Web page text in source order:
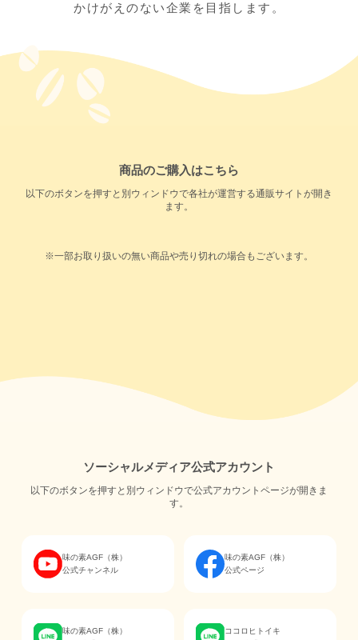
かけがえのない企業を目指します。
商品のご購入はこちら
以下のボタンを押すと別ウィンドウで各社が運営する通販サイトが開き
ます。
※一部お取り扱いの無い商品や売り切れの場合もございます。
ソーシャルメディア公式アカウント
以下のボタンを押すと別ウィンドウで公式アカウントページが開きま
す。
味の素AGF（株）
公式チャンネル
味の素AGF（株）
公式ページ
味の素AGF（株）
ココロヒトイキ